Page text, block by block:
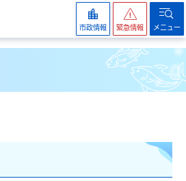
市政情報 緊急情報 メニュー